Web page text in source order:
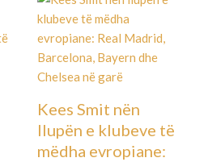
Kees Smit nën
llupën e klubeve të
mëdha evropiane: